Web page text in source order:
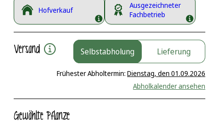
Hofverkauf
Ausgezeichneter
Fachbetrieb
Versand Selbstabholung Lieferung
Frühester Abholtermin: Dienstag, den 01.09.2026
Abholkalender ansehen
Gewählte Pflanze